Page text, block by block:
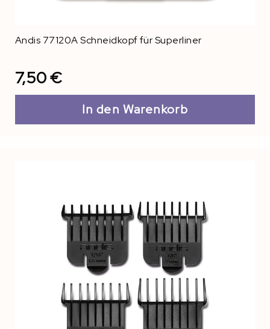
Andis 77120A Schneidkopf für Superliner
7,50 €
In den Warenkorb